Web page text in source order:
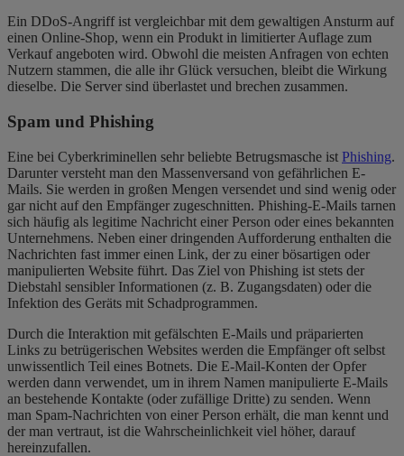
Ein DDoS-Angriff ist vergleichbar mit dem gewaltigen Ansturm auf
einen Online-Shop, wenn ein Produkt in limitierter Auflage zum
Verkauf angeboten wird. Obwohl die meisten Anfragen von echten
Nutzern stammen, die alle ihr Glück versuchen, bleibt die Wirkung
dieselbe. Die Server sind überlastet und brechen zusammen.
Spam und Phishing
Eine bei Cyberkriminellen sehr beliebte Betrugsmasche ist Phishing.
Darunter versteht man den Massenversand von gefährlichen E-
Mails. Sie werden in großen Mengen versendet und sind wenig oder
gar nicht auf den Empfänger zugeschnitten. Phishing-E-Mails tarnen
sich häufig als legitime Nachricht einer Person oder eines bekannten
Unternehmens. Neben einer dringenden Aufforderung enthalten die
Nachrichten fast immer einen Link, der zu einer bösartigen oder
manipulierten Website führt. Das Ziel von Phishing ist stets der
Diebstahl sensibler Informationen (z. B. Zugangsdaten) oder die
Infektion des Geräts mit Schadprogrammen.
Durch die Interaktion mit gefälschten E-Mails und präparierten
Links zu betrügerischen Websites werden die Empfänger oft selbst
unwissentlich Teil eines Botnets. Die E-Mail-Konten der Opfer
werden dann verwendet, um in ihrem Namen manipulierte E-Mails
an bestehende Kontakte (oder zufällige Dritte) zu senden. Wenn
man Spam-Nachrichten von einer Person erhält, die man kennt und
der man vertraut, ist die Wahrscheinlichkeit viel höher, darauf
hereinzufallen.